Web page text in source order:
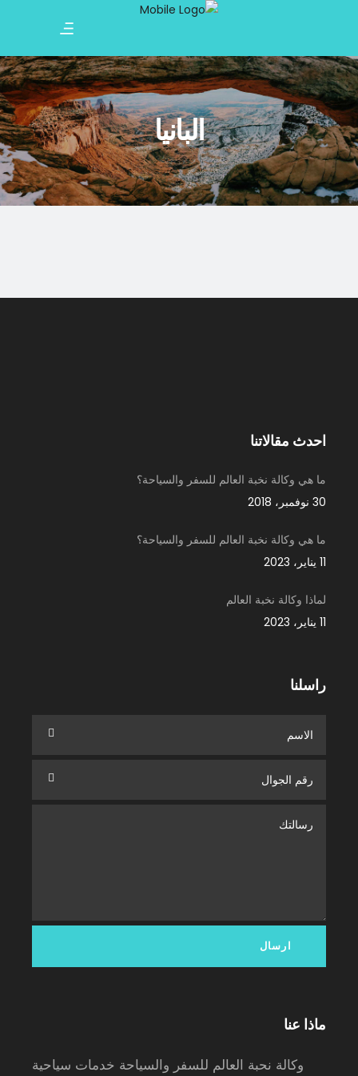
البانيا
احدث مقالاتنا
ما هي وكالة نخبة العالم للسفر والسياحة؟
30 نوفمبر، 2018
ما هي وكالة نخبة العالم للسفر والسياحة؟
11 يناير، 2023
لماذا وكالة نخبة العالم
11 يناير، 2023
راسلنا
ماذا عنا
وكالة نحبة العالم للسفر والسياحة خدمات سياحية